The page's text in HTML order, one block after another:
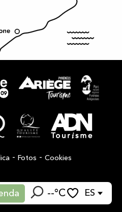
--°C
Buscar
ES
- Fotos - Cookies